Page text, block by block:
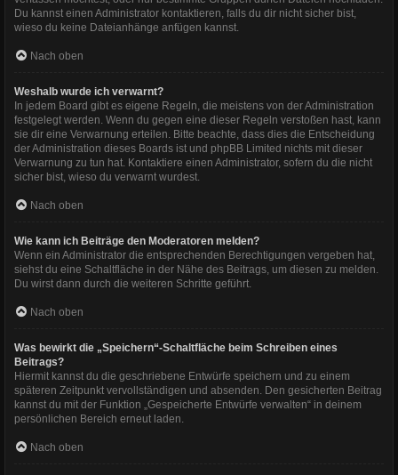
Du kannst einen Administrator kontaktieren, falls du dir nicht sicher bist,
wieso du keine Dateianhänge anfügen kannst.
Nach oben
Weshalb wurde ich verwarnt?
In jedem Board gibt es eigene Regeln, die meistens von der Administration
festgelegt werden. Wenn du gegen eine dieser Regeln verstoßen hast, kann
sie dir eine Verwarnung erteilen. Bitte beachte, dass dies die Entscheidung
der Administration dieses Boards ist und phpBB Limited nichts mit dieser
Verwarnung zu tun hat. Kontaktiere einen Administrator, sofern du die nicht
sicher bist, wieso du verwarnt wurdest.
Nach oben
Wie kann ich Beiträge den Moderatoren melden?
Wenn ein Administrator die entsprechenden Berechtigungen vergeben hat,
siehst du eine Schaltfläche in der Nähe des Beitrags, um diesen zu melden.
Du wirst dann durch die weiteren Schritte geführt.
Nach oben
Was bewirkt die „Speichern“-Schaltfläche beim Schreiben eines
Beitrags?
Hiermit kannst du die geschriebene Entwürfe speichern und zu einem
späteren Zeitpunkt vervollständigen und absenden. Den gesicherten Beitrag
kannst du mit der Funktion „Gespeicherte Entwürfe verwalten“ in deinem
persönlichen Bereich erneut laden.
Nach oben